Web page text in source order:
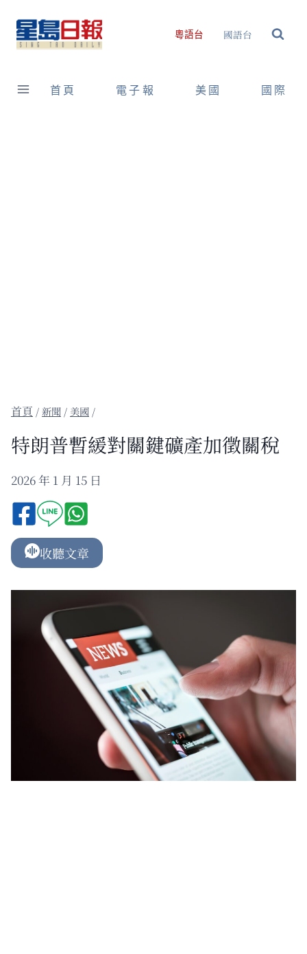
content
粵語台 國語台
首頁 電子報 美國 國際
/新聞 / 美國 /
特朗普暫緩對關鍵礦產加徵關稅
2026 年 1 月 15 日
收聽文章